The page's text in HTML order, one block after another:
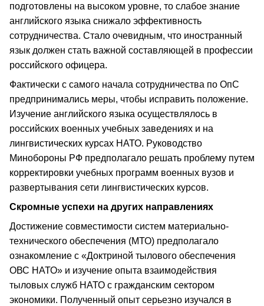
подготовлены на высоком уровне, то слабое знание
английского языка снижало эффективность
сотрудничества. Стало очевидным, что иностранный
язык должен стать важной составляющей в профессии
российского офицера.
Фактически с самого начала сотрудничества по ОпС
предпринимались меры, чтобы исправить положение.
Изучение английского языка осуществлялось в
российских военных учебных заведениях и на
лингвистических курсах НАТО. Руководство
Минобороны РФ предполагало решать проблему путем
корректировки учебных программ военных вузов и
развертывания сети лингвистических курсов.
Скромные успехи на других направлениях
Достижение совместимости систем материально-
технического обеспечения (МТО) предполагало
ознакомление с «Доктриной тылового обеспечения
ОВС НАТО» и изучение опыта взаимодействия
тыловых служб НАТО с гражданским сектором
экономики. Полученный опыт серьезно изучался в